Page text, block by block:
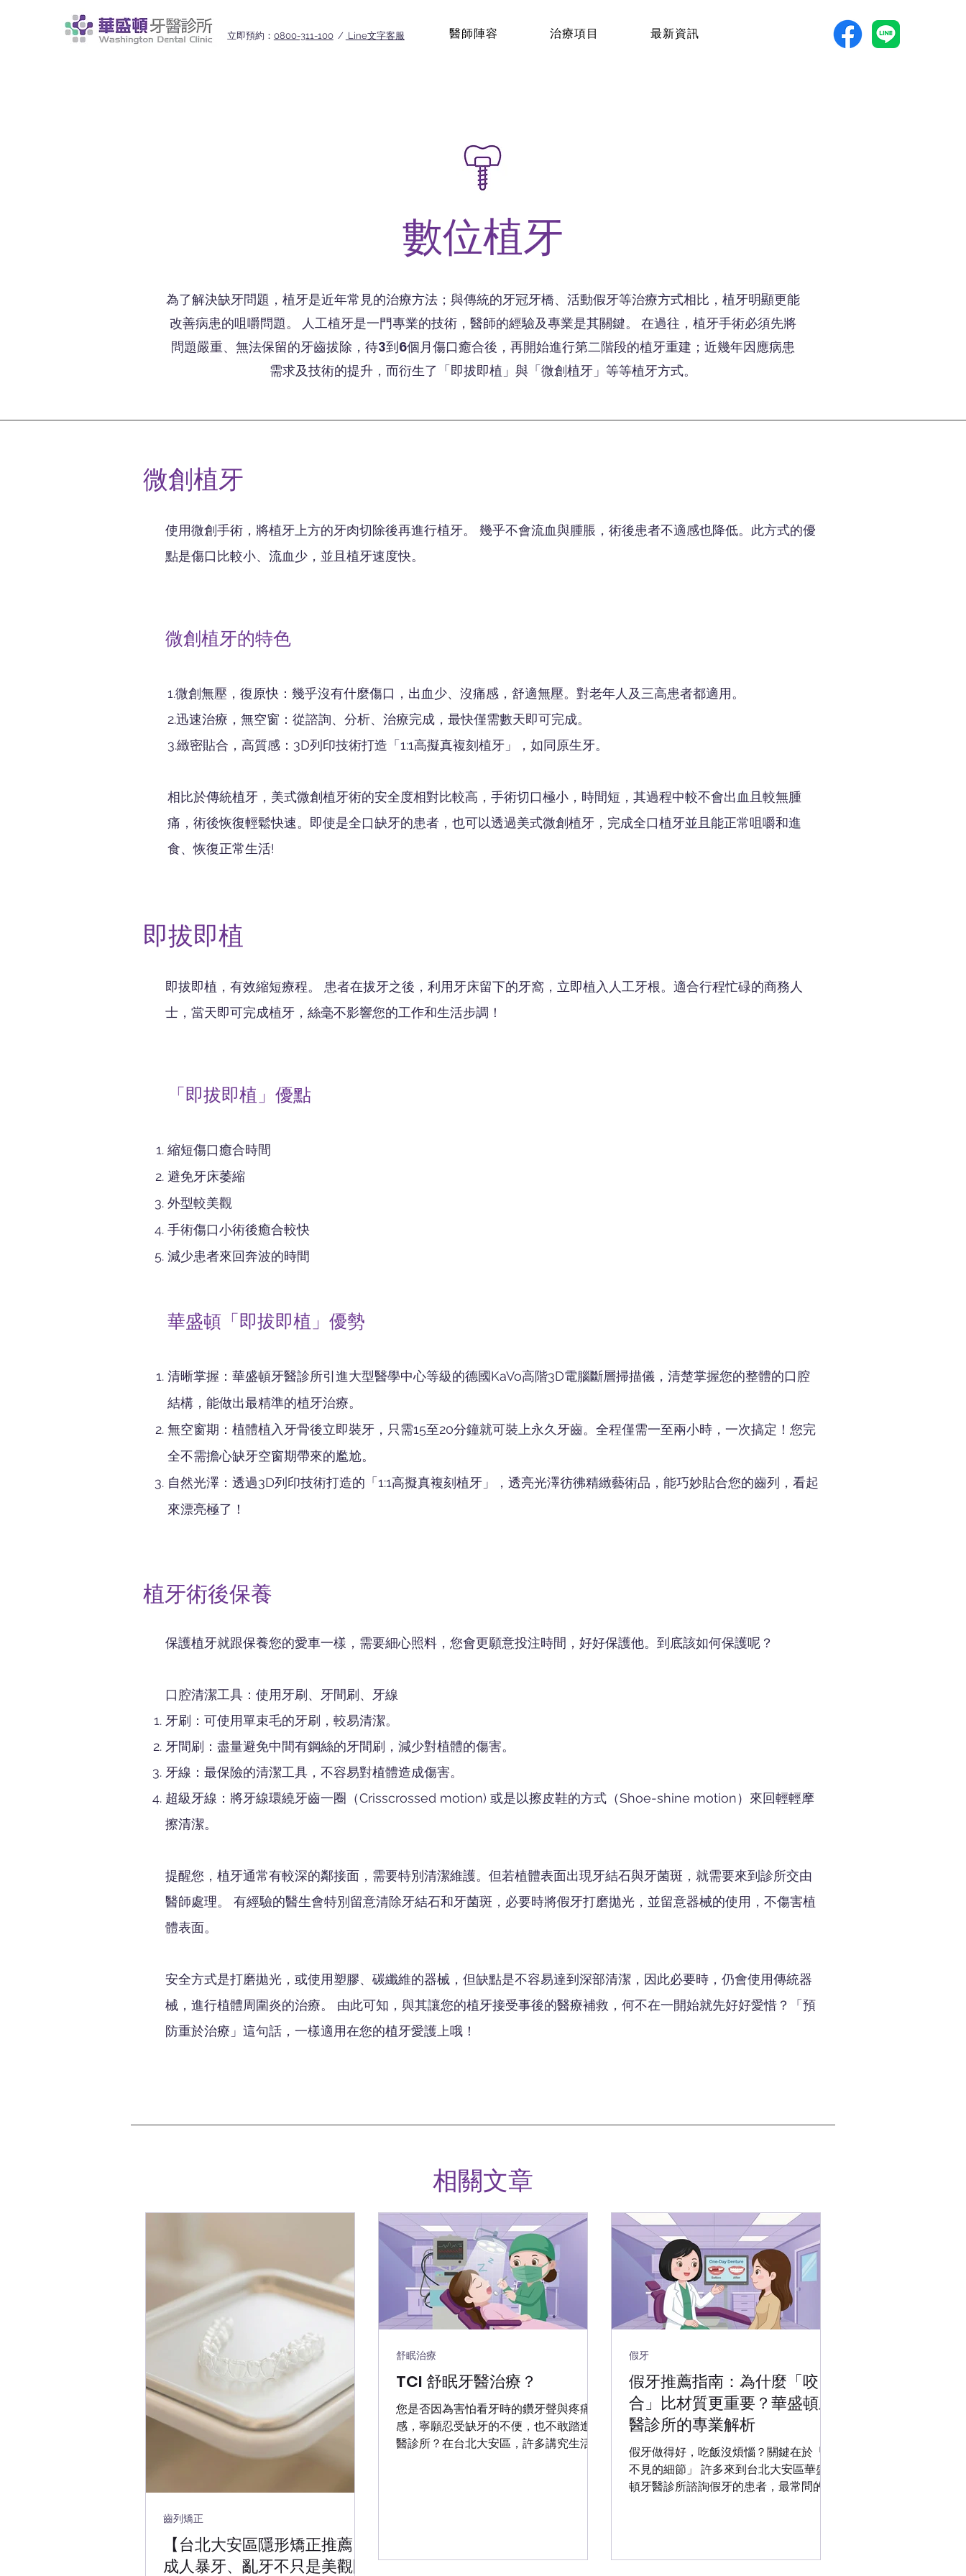
立即預約： 0800-311-100/ Line文字客服 醫師陣容 治療項目 最新資訊
​數位植牙
為了解決缺牙問題，植牙是近年常見的治療方法；與傳統的牙冠牙橋、活動假牙等治療方式相比，植牙明顯更能
改善病患的咀嚼問題。 人工植牙是一門專業的技術，醫師的經驗及專業是其關鍵。 在過往，植牙手術必須先將
問題嚴重、無法保留的牙齒拔除，待3到6個月傷口癒合後，再開始進行第二階段的植牙重建；近幾年因應病患
需求及技術的提升，而衍生了「即拔即植」與「微創植牙」等等植牙方式。
微創植牙
使用微創手術，將植牙上方的牙肉切除後再進行植牙。 幾乎不會流血與腫脹，術後患者不適感也降低。此方式的優
點是傷口比較小、流血少，並且植牙速度快。
微創植牙的特色
1.微創無壓，復原快：幾乎沒有什麼傷口，出血少、沒痛感，舒適無壓。對老年人及三高患者都適用。
2.迅速治療，無空窗：從諮詢、分析、治療完成，最快僅需數天即可完成。
3.緻密貼合，高質感：3D列印技術打造「1:1高擬真複刻植牙」，如同原生牙。
相比於傳統植牙，美式微創植牙術的安全度相對比較高，手術切口極小，時間短，其過程中較不會出血且較無腫
痛，術後恢復輕鬆快速。即使是全口缺牙的患者，也可以透過美式微創植牙，完成全口植牙並且能正常咀嚼和進
食、恢復正常生活!
即拔即植
即拔即植，有效縮短療程。 患者在拔牙之後，利用牙床留下的牙窩，立即植入人工牙根。適合行程忙碌的商務人
士，當天即可完成植牙，絲毫不影響您的工作和生活步調！
「即拔即植」優點
縮短傷口癒合時間
避免牙床萎縮
外型較美觀
手術傷口小術後癒合較快
減少患者來回奔波的時間
華盛頓「即拔即植」優勢
清晰掌握：華盛頓牙醫診所引進大型醫學中心等級的德國KaVo高階3D電腦斷層掃描儀，清楚掌握您的整體的口腔
結構，能做出最精準的植牙治療。
無空窗期：植體植入牙骨後立即裝牙，只需15至20分鐘就可裝上永久牙齒。全程僅需一至兩小時，一次搞定！您完
全不需擔心缺牙空窗期帶來的尷尬。
自然光澤：透過3D列印技術打造的「1:1高擬真複刻植牙」，透亮光澤彷彿精緻藝術品，能巧妙貼合您的齒列，看起
來漂亮極了！
植牙術後保養
保護植牙就跟保養您的愛車一樣，需要細心照料，您會更願意投注時間，好好保護他。到底該如何保護呢？
口腔清潔工具：使用牙刷、牙間刷、牙線
牙刷：可使用單束毛的牙刷，較易清潔。
牙間刷：盡量避免中間有鋼絲的牙間刷，減少對植體的傷害。
牙線：最保險的清潔工具，不容易對植體造成傷害。
超級牙線：將牙線環繞牙齒一圈（Crisscrossed motion) 或是以擦皮鞋的方式（Shoe-shine motion）來回輕輕摩
擦清潔。
提醒您，植牙通常有較深的鄰接面，需要特別清潔維護。但若植體表面出現牙結石與牙菌斑，就需要來到診所交由
醫師處理。 有經驗的醫生會特別留意清除牙結石和牙菌斑，必要時將假牙打磨拋光，並留意器械的使用，不傷害植
體表面。
安全方式是打磨拋光，或使用塑膠、碳纖維的器械，但缺點是不容易達到深部清潔，因此必要時，仍會使用傳統器
械，進行植體周圍炎的治療。 由此可知，與其讓您的植牙接受事後的醫療補救，何不在一開始就先好好愛惜？「預
防重於治療」這句話，一樣適用在您的植牙愛護上哦！
相關文章
【台北大安區隱形矯正推薦】
成人暴牙、亂牙不只是美觀問
齒列矯正
TCI 舒眠牙醫治療？
您是否因為害怕看牙時的鑽牙聲與疼痛
感，寧願忍受缺牙的不便，也不敢踏進牙
醫診所？在台北大安區，許多講究生活品
麼是 TCI 舒眠牙醫治療？】 TCI 舒眠治療
舒眠治療
假牙推薦指南：為什麼「咬
合」比材質更重要？華盛頓牙
醫診所的專業解析
假牙做得好，吃飯沒煩惱？關鍵在於「看
不見的細節」 許多來到台北大安區華盛
頓牙醫診所諮詢假牙的患者，最常問的第
假牙